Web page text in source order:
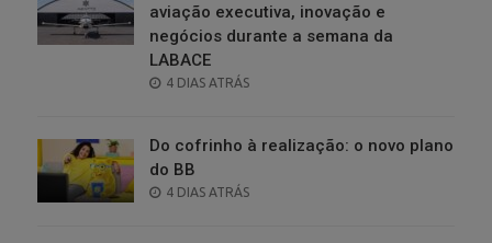
aviação executiva, inovação e
negócios durante a semana da
LABACE
POSTED
4 DIAS ATRÁS
Do cofrinho à realização: o novo plano
do BB
POSTED
4 DIAS ATRÁS